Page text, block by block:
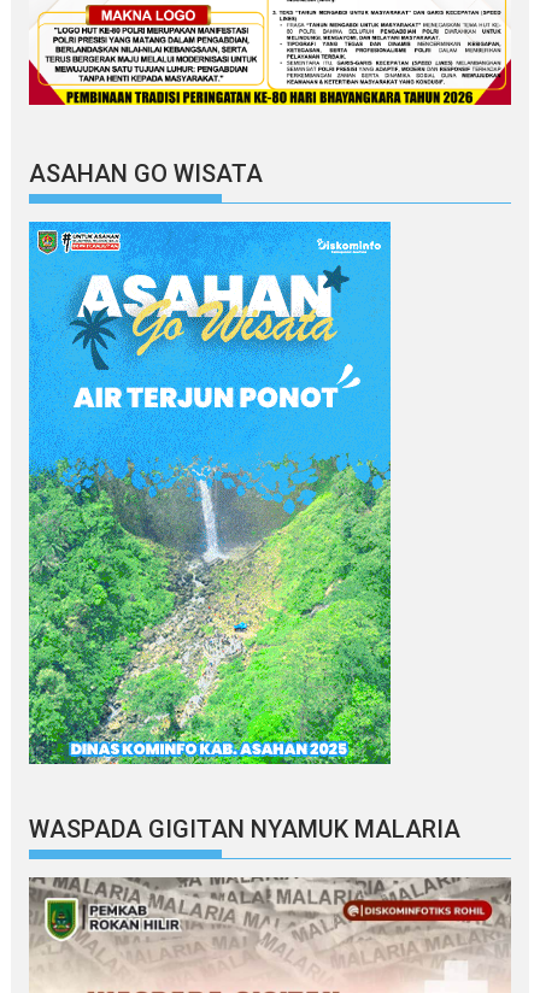
ASAHAN GO WISATA
WASPADA GIGITAN NYAMUK MALARIA